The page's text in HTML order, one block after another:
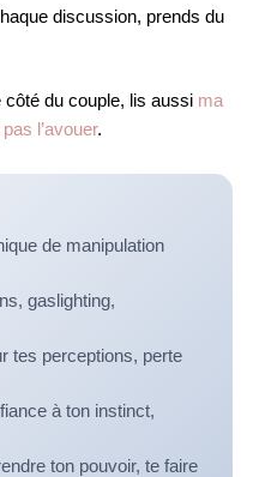
discussion, prends du
côté du couple, lis aussi ma
l’avouer.
de manipulation
gaslighting,
tes perceptions, perte
à ton instinct,
ton pouvoir, te faire